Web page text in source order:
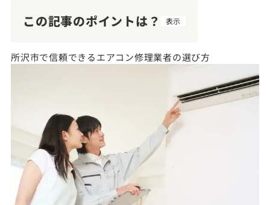
この記事のポイントは？ 表示
所沢市で信頼できるエアコン修理業者の選び方